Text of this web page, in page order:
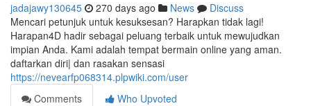
jadajawy130645 270 days ago News
Discuss
Mencari petunjuk untuk kesuksesan? Harapkan tidak lagi!
Harapan4D hadir sebagai peluang terbaik untuk mewujudkan
impian Anda. Kami adalah tempat bermain online yang aman.
daftarkan diri| dan rasakan sensasi
https://nevearfp068314.plpwiki.com/user
Comments
Who Upvoted